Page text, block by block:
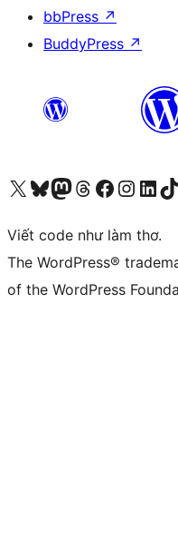
bbPress ↗
BuddyPress ↗
Truy cập tài khoản X (trước đây là Twitter) của chúng tôiVisit our Bluesky account
Visit our Mastodon account
Visit our Threads account
Xem trang Facebook của chúng tôiTruy cập tài khoản Instagram của chúng tôiTruy cập tài khoản LinkedIn của chúng tôiVisit
Viết code như làm thơ.
The WordPress®
of the WordPress